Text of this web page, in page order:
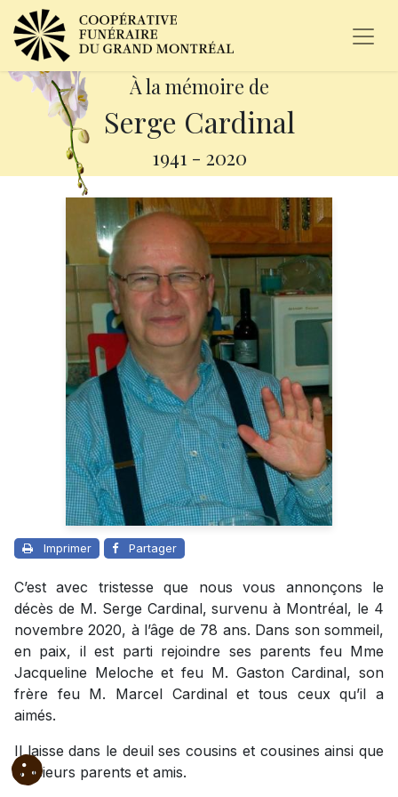
À la mémoire de
Serge Cardinal
1941 - 2020
Imprimer Partager
C’est avec tristesse que nous vous annonçons le
décès de M. Serge Cardinal, survenu à Montréal, le 4
novembre 2020, à l’âge de 78 ans. Dans son sommeil,
en paix, il est parti rejoindre ses parents feu Mme
Jacqueline Meloche et feu M. Gaston Cardinal, son
frère feu M. Marcel Cardinal et tous ceux qu’il a
aimés.
Il laisse dans le deuil ses cousins et cousines ainsi que
plusieurs parents et amis.